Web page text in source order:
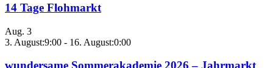
14 Tage Flohmarkt
Aug. 3
3. August:9:00 - 16. August:0:00